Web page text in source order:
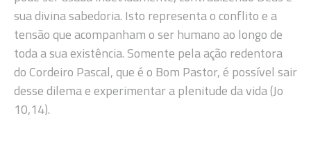
sua divina sabedoria. Isto representa o conflito e a
tensão que acompanham o ser humano ao longo de
toda a sua existência. Somente pela ação redentora
do Cordeiro Pascal, que é o Bom Pastor, é possível sair
desse dilema e experimentar a plenitude da vida (Jo
10,14).